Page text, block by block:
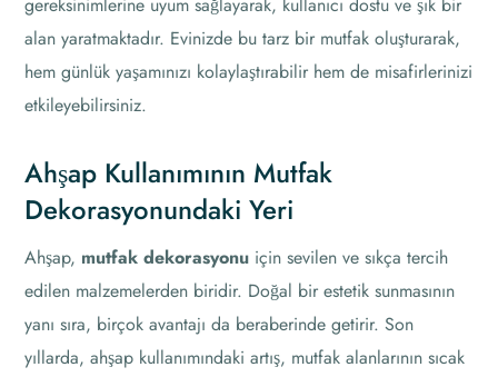
gereksinimlerine uyum sağlayarak, kullanıcı dostu ve şık bir
alan yaratmaktadır. Evinizde bu tarz bir mutfak oluşturarak,
hem günlük yaşamınızı kolaylaştırabilir hem de misafirlerinizi
etkileyebilirsiniz.
Ahşap Kullanımının Mutfak
Dekorasyonundaki Yeri
Ahşap, mutfak dekorasyonu için sevilen ve sıkça tercih
edilen malzemelerden biridir. Doğal bir estetik sunmasının
yanı sıra, birçok avantajı da beraberinde getirir. Son
yıllarda, ahşap kullanımındaki artış, mutfak alanlarının sıcak